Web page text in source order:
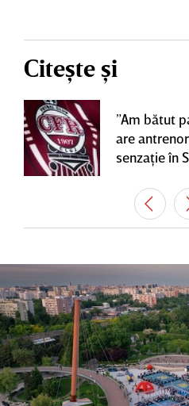
Citește și
”Am bătut
are
senzaţie în